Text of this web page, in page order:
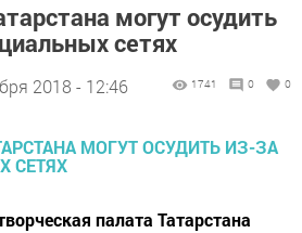
могут осудить
сетях
2018 - 12:46 1741 0 0
палата Татарстана